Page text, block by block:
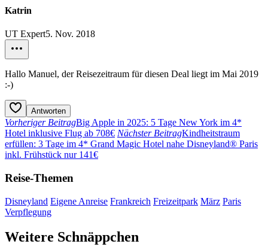
Katrin
UT Expert5. Nov. 2018
Hallo Manuel, der Reisezeitraum für diesen Deal liegt im Mai 2019
:-)
Antworten
Vorheriger BeitragBig Apple in 2025: 5 Tage New York im 4*
Hotel inklusive Flug ab 708€ Nächster BeitragKindheitstraum
erfüllen: 3 Tage im 4* Grand Magic Hotel nahe Disneyland® Paris
inkl. Frühstück nur 141€
Reise-Themen
Disneyland Eigene Anreise Frankreich Freizeitpark März Paris
Verpflegung
Weitere Schnäppchen